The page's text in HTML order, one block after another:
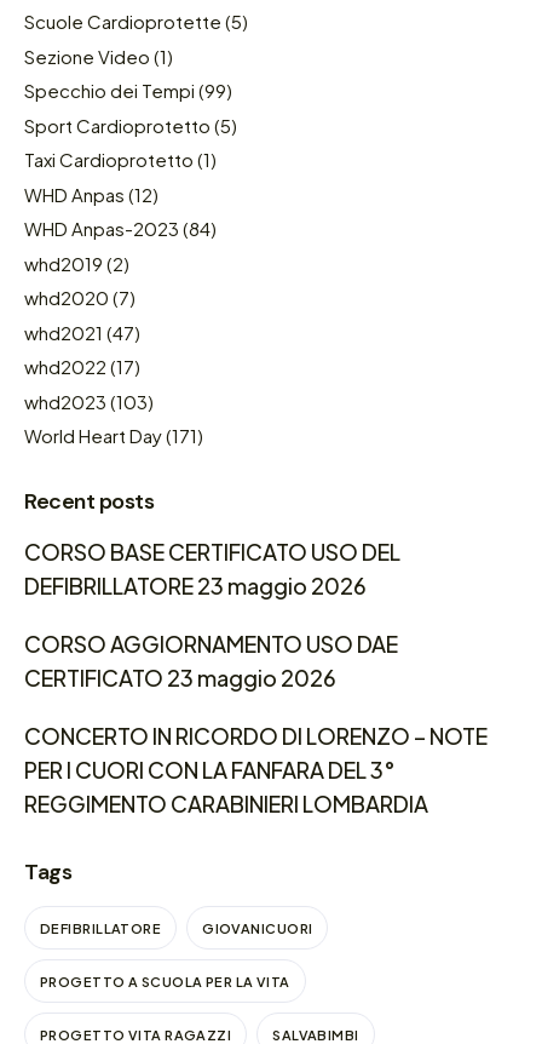
Scuole Cardioprotette (5)
Sezione Video (1)
Specchio dei Tempi (99)
Sport Cardioprotetto (5)
Taxi Cardioprotetto (1)
WHD Anpas (12)
WHD Anpas-2023 (84)
whd2019 (2)
whd2020 (7)
whd2021 (47)
whd2022 (17)
whd2023 (103)
World Heart Day(171)
Recent posts
CORSO BASE CERTIFICATO USO DEL
DEFIBRILLATORE 23 maggio 2026
CORSO AGGIORNAMENTO USO DAE
CERTIFICATO 23 maggio 2026
CONCERTO IN RICORDO DI LORENZO – NOTE
PER I CUORI CON LA FANFARA DEL 3°
REGGIMENTO CARABINIERI LOMBARDIA
Tags
DEFIBRILLATORE GIOVANICUORI
PROGETTO A SCUOLA PER LA VITA
PROGETTO VITA RAGAZZI SALVABIMBI